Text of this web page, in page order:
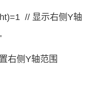
// 显示右侧Y轴
右侧Y轴范围